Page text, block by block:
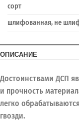
сорт
шлифованная, не
ОПИСАНИЕ
Достоинствами ДСП
и прочность
легко
гвозди.